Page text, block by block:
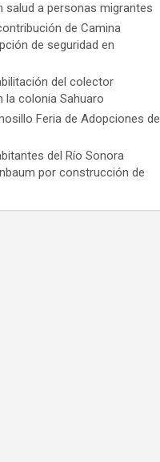
salud a personas migrantes
de Camina
de seguridad en
del colector
la colonia Sahuaro
Feria de Adopciones de
del Río Sonora
por construcción de